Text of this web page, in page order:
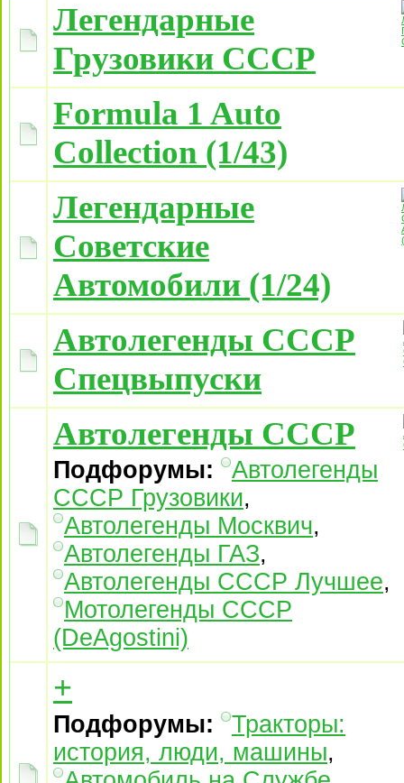
Легендарные
Грузовики СССР
Formula 1 Auto
Collection (1/43)
Легендарные
Советские
Автомобили (1/24)
Автолегенды СССР
Спецвыпуски
Автолегенды СССР
Подфорумы:
Автолегенды
СССР Грузовики,
Автолегенды Москвич,
Автолегенды ГАЗ,
Автолегенды СССР Лучшее,
Мотолегенды СССР
(DeAgostini)
+
Подфорумы:
Тракторы:
история, люди, машины,